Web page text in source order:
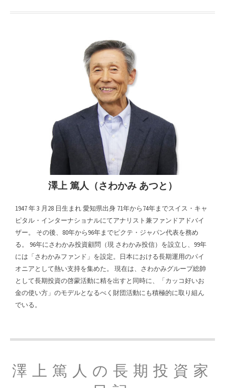
澤上 篤人（さわかみ あつと）
1947 年 3 月28 日生まれ 愛知県出身 71年から74年までスイス・キャ
ピタル・インターナショナルにてアナリスト兼ファンドアドバイ
ザー。 その後、80年から96年までピクテ・ジャパン代表を務め
る。 96年にさわかみ投資顧問（現 さわかみ投信）を設立し、99年
には「さわかみファンド」を設定。日本における長期運用のパイ
オニアとして熱い支持を集めた。 現在は、さわかみグループ総帥
として長期投資の啓蒙活動に精を出すと同時に、「カッコ好いお
金の使い方」のモデルとなるべく財団活動にも積極的に取り組ん
でいる。
澤上篤人の長期投資家